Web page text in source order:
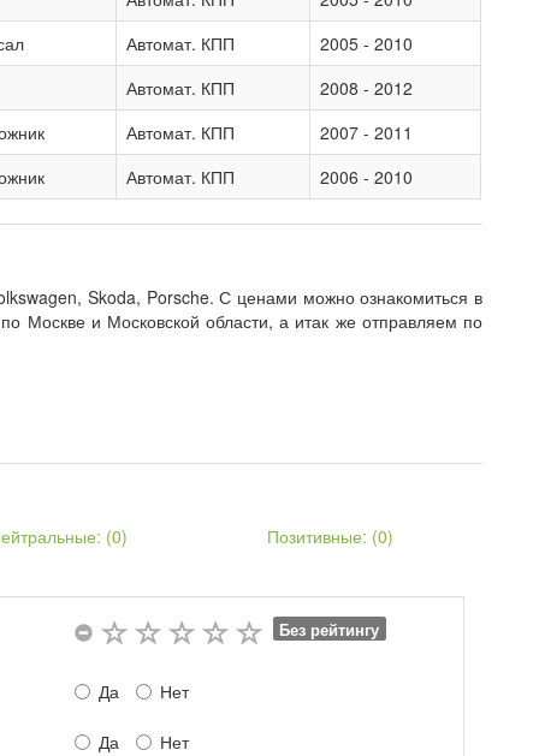
Автомат. КПП
2005 - 2010
Автомат. КПП
2008 - 2012
Автомат. КПП
2007 - 2011
Автомат. КПП 2006 - 2010
Skoda, Porsche. С ценами можно ознакомиться в
Москве и Московской области, а итак же отправляем по
(0) Позитивные: (0)
Без рейтингу
Да Нет
Да Нет